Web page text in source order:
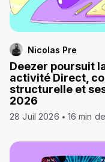
Nicolas Pre
Deezer poursuit
activité Direct,
structurelle et
2026
28 Juil 2026 16 min